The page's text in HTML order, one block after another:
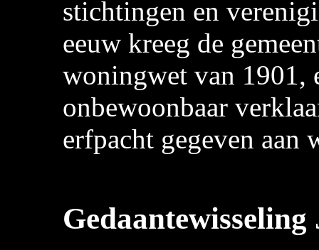
stichtingen en
eeuw kreeg de
woningwet van 1901,
onbewoonbaar
erfpacht gegeven aan